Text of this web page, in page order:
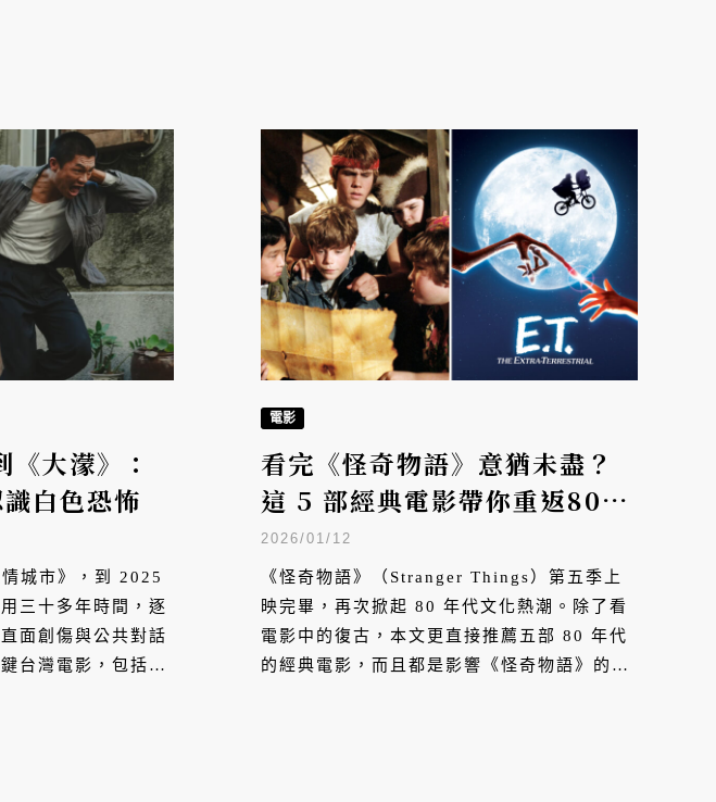
反覆追問生命的意
特別推薦張震八部必看作品。
大濛》：
白色恐怖
城市》，到 2025
三十多年時間，逐
面創傷與公共對話
台灣電影，包括，
電影
看完《怪奇物語》意猶未盡？
這 5 部經典電影帶你重返80年
代的奇幻與熱血！
2026/01/12
《怪奇物語》（Stranger Things）第五季上
映完畢，再次掀起 80 年代文化熱潮。除了看
電影中的復古，本文更直接推薦五部 80 年代
的經典電影，而且都是影響《怪奇物語》的世